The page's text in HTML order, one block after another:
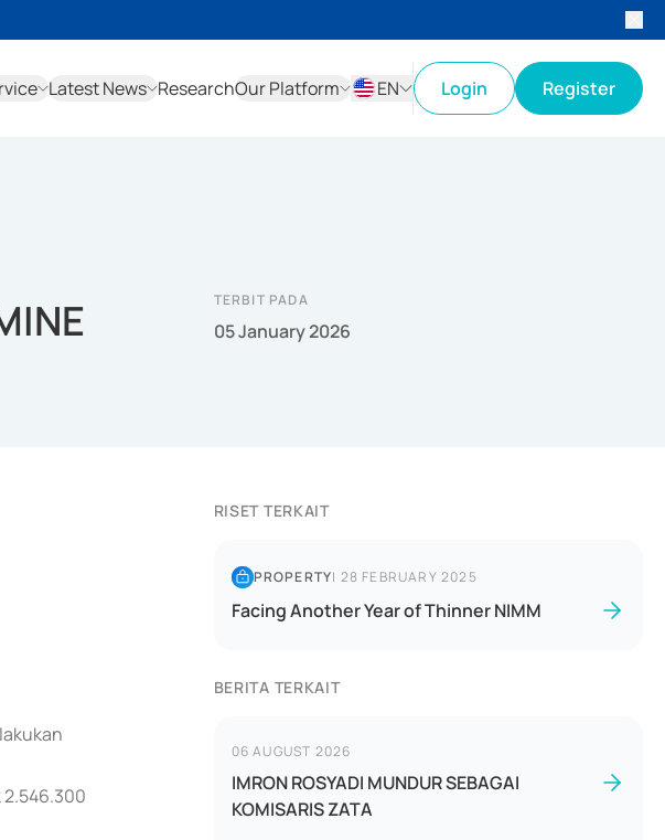
Latest News ResearchOur Platform
EN
Login Register
TERBIT PADA
05 January 2026
RISET TERKAIT
PROPERTY| 28 FEBRUARY 2025
Facing Another Year of Thinner NIMM
BERITA TERKAIT
06 AUGUST 2026
IMRON ROSYADI MUNDUR SEBAGAI
KOMISARIS ZATA